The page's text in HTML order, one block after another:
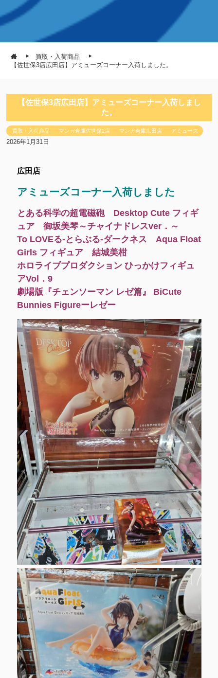
買取・入荷商品
【佐世保3店広田店】アミューズコーナー入荷しました。
【佐世保3店広田店】アミューズコーナー入荷しまし
た。
買取・入荷商品 マンガ倉庫佐世保2店 マンガ倉庫広田店 アミューズ
2026年1月31日
広田店
アミューズコーナー入荷しました
とある科学の超電磁砲 Desktop Cute フィギ
ュア 御坂美琴～チャイナドレスver．～
To LOVEる-とらぶる-ダークネス Aqua Float
Girls フィギュア 結城美柑
ホロライブプロダクション ひっかけフィギュ
アVol．9
劇場版『チェンソーマン レゼ篇』 BiCute
Bunnies Figureーレゼー